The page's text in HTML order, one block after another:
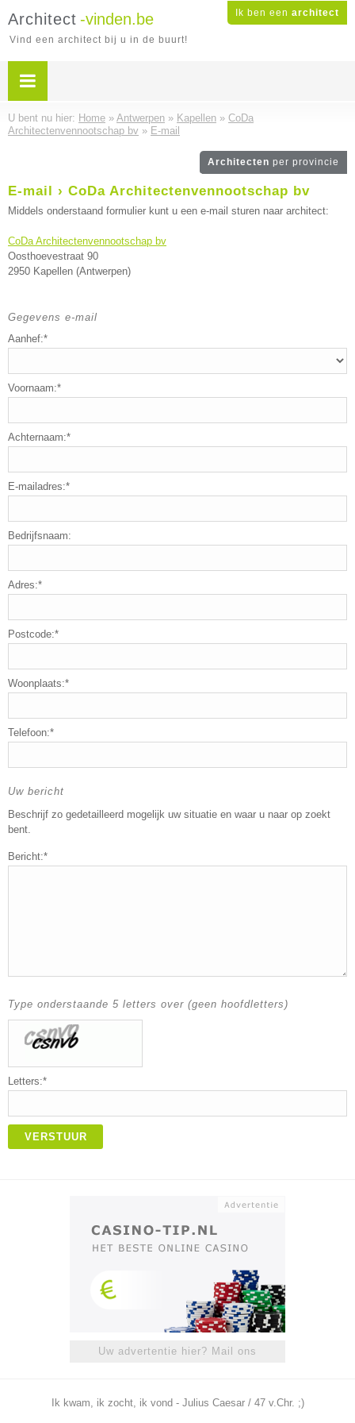
Ik ben een architect
Architect -vinden.be
Vind een architect bij u in de buurt!
U bent nu hier: Home » Antwerpen » Kapellen » CoDa
Architectenvennootschap bv » E-mail
Architecten per provincie
E-mail › CoDa Architectenvennootschap bv
Middels onderstaand formulier kunt u een e-mail sturen naar architect:
CoDa Architectenvennootschap bv
Oosthoevestraat 90
2950 Kapellen (Antwerpen)
Gegevens e-mail
Aanhef:*
Voornaam:*
Achternaam:*
E-mailadres:*
Bedrijfsnaam:
Adres:*
Postcode:*
Woonplaats:*
Telefoon:*
Uw bericht
Beschrijf zo gedetailleerd mogelijk uw situatie en waar u naar op zoekt
bent.
Bericht:*
Type onderstaande 5 letters over (geen hoofdletters)
Letters:*
VERSTUUR
Uw advertentie hier? Mail ons
Ik kwam, ik zocht, ik vond - Julius Caesar / 47 v.Chr. ;)